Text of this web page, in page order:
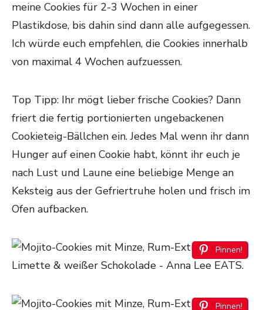
meine Cookies für 2-3 Wochen in einer
Plastikdose, bis dahin sind dann alle aufgegessen.
Ich würde euch empfehlen, die Cookies innerhalb
von maximal 4 Wochen aufzuessen.
Top Tipp: Ihr mögt lieber frische Cookies? Dann
friert die fertig portionierten ungebackenen
Cookieteig-Bällchen ein. Jedes Mal wenn ihr dann
Hunger auf einen Cookie habt, könnt ihr euch je
nach Lust und Laune eine beliebige Menge an
Keksteig aus der Gefriertruhe holen und frisch im
Ofen aufbacken.
Pinnen!
Pinnen!